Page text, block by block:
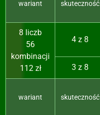
wariant skuteczność
8 liczb
56
kombinacji
112 zł
4 z 8
3 z 8
wariant skuteczność